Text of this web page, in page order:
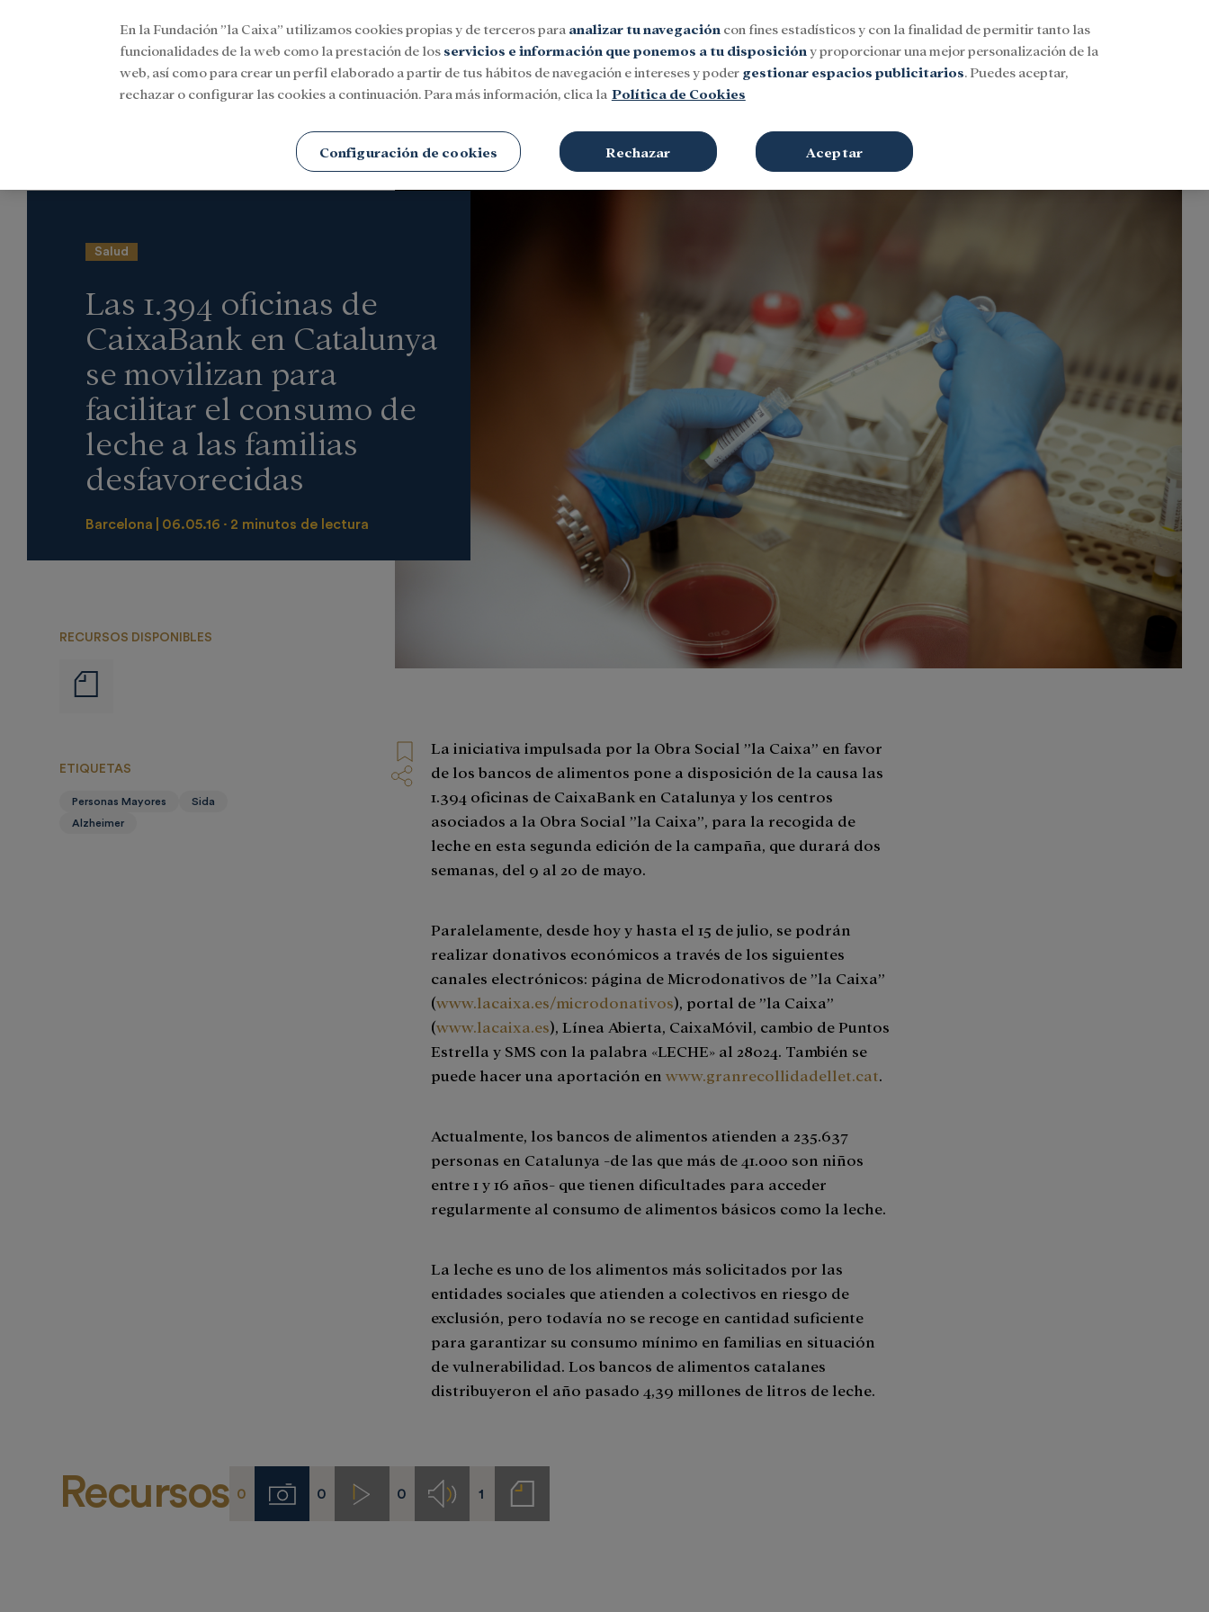
Iniciar sesión Buscar
SocialInvestigación y becasCultura
Investigación y becas
Salud
Las 1.394 oficinas de
CaixaBank en Catalunya
se movilizan para
facilitar el consumo de
leche a las familias
desfavorecidas
Barcelona 06.05.16 2 minutos de lectura
RECURSOS DISPONIBLES
de
La iniciativa impulsada por la Obra Social ”la Caixa” en favor
de los bancos de alimentos pone a disposición de la causa las
1.394 oficinas de CaixaBank en Catalunya y los centros
asociados a la Obra Social ”la Caixa”, para la recogida de
leche en esta segunda edición de la campaña, que durará dos
semanas, del 9 al 20 de mayo.
Paralelamente, desde hoy y hasta el 15 de julio, se podrán
realizar donativos económicos a través de los siguientes
canales electrónicos: página de Microdonativos de ”la Caixa”
(www.lacaixa.es/microdonativos), portal de ”la Caixa”
(www.lacaixa.es), Línea Abierta, CaixaMóvil, cambio de Puntos
Estrella y SMS con la palabra «LECHE» al 28024. También se
puede hacer una aportación enwww.granrecollidadellet.cat
Actualmente, los bancos de alimentos atienden a 235.637
personas en Catalunya -de las que más de 41.000 son niños
entre 1 y 16 años- que tienen dificultades para acceder
regularmente al consumo de alimentos básicos como la leche.
La leche es uno de los alimentos más solicitados por las
entidades sociales que atienden a colectivos en riesgo de
exclusión, pero todavía no se recoge en cantidad suficiente
para garantizar su consumo mínimo en familias en situación
de vulnerabilidad. Los bancos de alimentos catalanes
distribuyeron el año pasado 4,39 millones de litros de leche.
ETIQUETAS
Personas Mayores
Sida
Alzheimer
Recursos 0 Imágenes
0 Videos0 Audios
1
Notas
de
En la Fundación ”la Caixa” utilizamos cookies propias y de terceros para analizar tu navegación con fines estadísticos y con la finalidad de permitir tanto las
funcionalidades de la web como la prestación de los servicios e información que ponemos a tu disposición y proporcionar una mejor personalización de la
web, así como para crear un perfil elaborado a partir de tus hábitos de navegación e intereses y poder gestionar espacios publicitarios. Puedes aceptar,
rechazar o configurar las cookies a continuación. Para más información, clica la Política de Cookies
Configuración de cookies Rechazar Aceptar